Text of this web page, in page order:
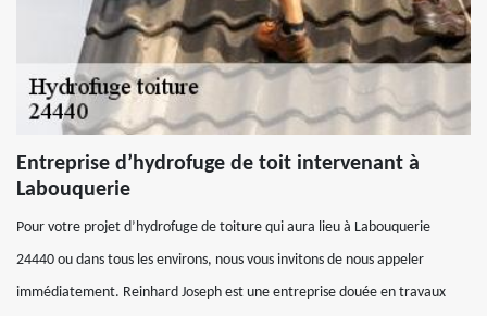
Entreprise d’hydrofuge de toit intervenant à
Labouquerie
Pour votre projet d’hydrofuge de toiture qui aura lieu à Labouquerie
24440 ou dans tous les environs, nous vous invitons de nous appeler
immédiatement. Reinhard Joseph est une entreprise douée en travaux